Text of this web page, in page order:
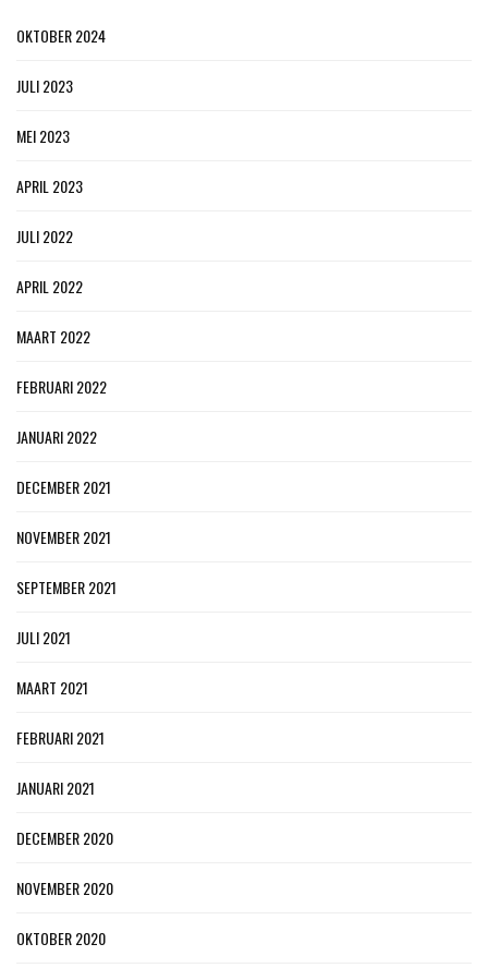
OKTOBER 2024
JULI 2023
MEI 2023
APRIL 2023
JULI 2022
APRIL 2022
MAART 2022
FEBRUARI 2022
JANUARI 2022
DECEMBER 2021
NOVEMBER 2021
SEPTEMBER 2021
JULI 2021
MAART 2021
FEBRUARI 2021
JANUARI 2021
DECEMBER 2020
NOVEMBER 2020
OKTOBER 2020